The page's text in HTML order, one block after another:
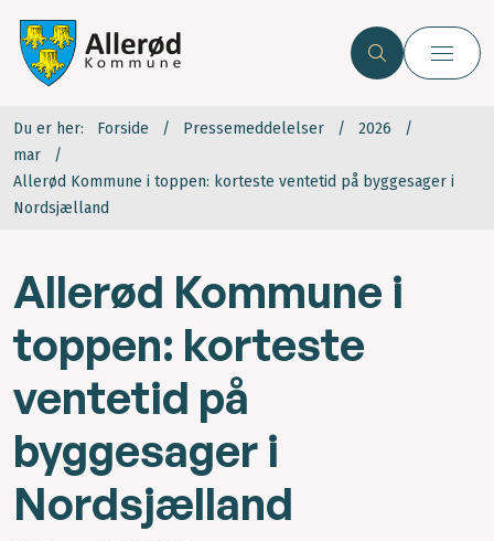
Du er her: Forside Pressemeddelelser
2026
mar
Allerød Kommune i toppen: korteste ventetid på byggesager i
Nordsjælland
Allerød Kommune i
toppen: korteste
ventetid på
byggesager i
Nordsjælland